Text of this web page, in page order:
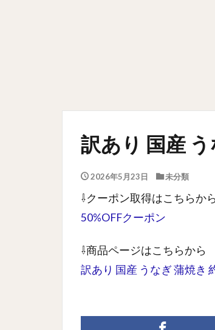
訳あり 国産 う
2026年5月23日 未分類
⇩クーポン取得はこちらから
50%OFFクーポン
⇩商品ページはこちらから
訳あり 国産 うなぎ 蒲焼き